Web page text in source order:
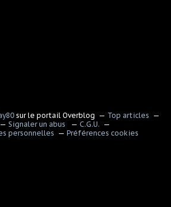
sur le portail Overblog
Top articles
Signaler un abus
C.G.U.
personnelles
Préférences cookies